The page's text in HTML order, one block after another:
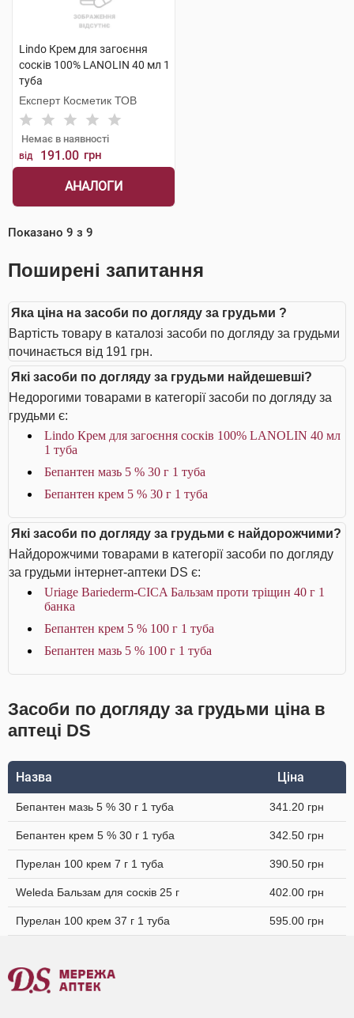
Lindo Крем для загоєння
сосків 100% LANOLIN 40 мл 1
туба
Експерт Косметик ТОВ
Немає в наявності
від 191.00 грн
АНАЛОГИ
Показано 9 з 9
Поширені запитання
Яка ціна на засоби по догляду за грудьми ?
Вартість товару в каталозі засоби по догляду за грудьми
починається від 191 грн.
Які засоби по догляду за грудьми найдешевші?
Недорогими товарами в категорії засоби по догляду за
грудьми є:
Lindo Крем для загоєння сосків 100% LANOLIN 40 мл
1 туба
Бепантен мазь 5 % 30 г 1 туба
Бепантен крем 5 % 30 г 1 туба
Які засоби по догляду за грудьми є найдорожчими?
Найдорожчими товарами в категорії засоби по догляду
за грудьми інтернет-аптеки DS є:
Uriage Bariederm-CICA Бальзам проти тріщин 40 г 1
банка
Бепантен крем 5 % 100 г 1 туба
Бепантен мазь 5 % 100 г 1 туба
Засоби по догляду за грудьми ціна в
аптеці DS
Назва Ціна
Бепантен мазь 5 % 30 г 1 туба 341.20 грн
Бепантен крем 5 % 30 г 1 туба 342.50 грн
Пурелан 100 крем 7 г 1 туба 390.50 грн
Weleda Бальзам для сосків 25 г 402.00 грн
Пурелан 100 крем 37 г 1 туба 595.00 грн